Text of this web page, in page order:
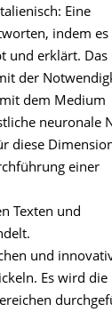
Eine
indem es
und erklärt. Das
der
dem Medium
neuronale
diese
einer
Texten und
und
Es wird die